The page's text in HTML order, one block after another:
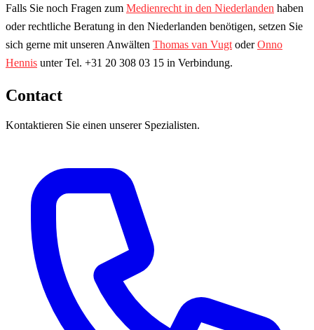
Falls Sie noch Fragen zum Medienrecht in den Niederlanden haben
oder rechtliche Beratung in den Niederlanden benötigen, setzen Sie
sich gerne mit unseren Anwälten Thomas van Vugt oderOnno
Hennis unter Tel. +31 20 308 03 15 in Verbindung.
Contact
Kontaktieren Sie einen unserer Spezialisten.